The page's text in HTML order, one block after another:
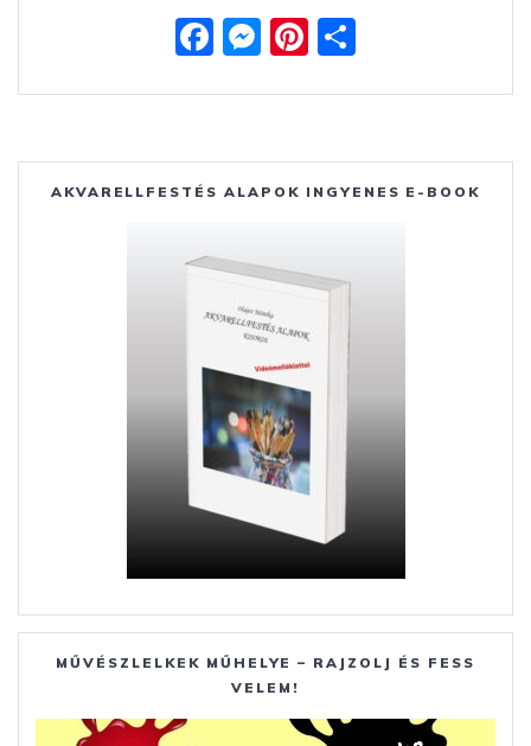
F
e
b
o
k
M
ss
e
n
er
Pi
er
e
st
za
m
e
AKVARELLFESTÉS ALAPOK INGYENES E-BOOK
MŰVÉSZLELKEK MŰHELYE – RAJZOLJ ÉS FESS
VELEM!